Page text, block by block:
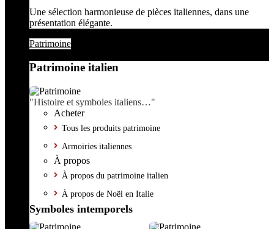
Une sélection harmonieuse de pièces italiennes, dans une
présentation élégante.
Patrimoine
Patrimoine italien
"Histoire et symboles italiens…"
Acheter
Tous les produits patrimoine
Armoiries italiennes
À propos
À propos du patrimoine italien
À propos de Noël en Italie
Symboles intemporels